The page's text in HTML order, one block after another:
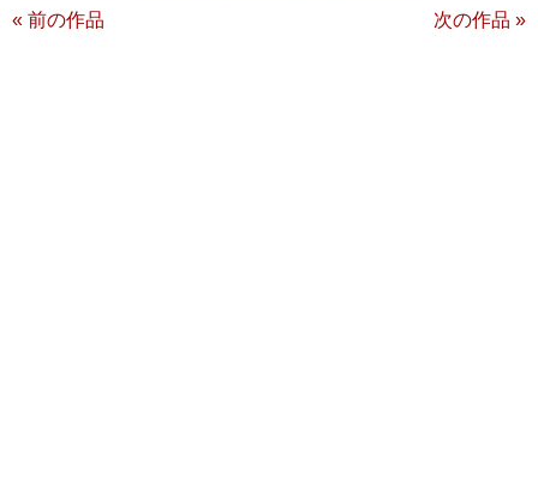
« 前の作品 次の作品 »